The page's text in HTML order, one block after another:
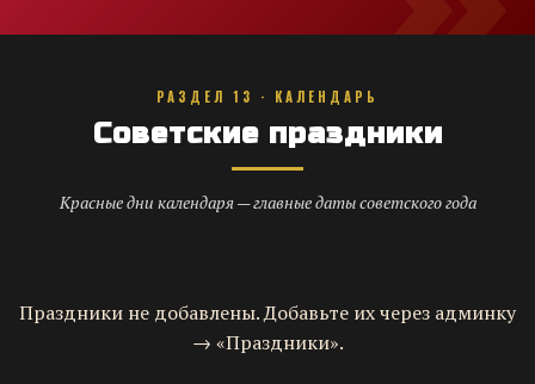
РАЗДЕЛ 13 · КАЛЕНДАРЬ
Советские праздники
Красные дни календаря — главные даты советского года
Праздники не добавлены. Добавьте их через админку
→ «Праздники».